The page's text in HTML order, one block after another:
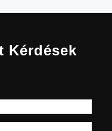
Kérdések